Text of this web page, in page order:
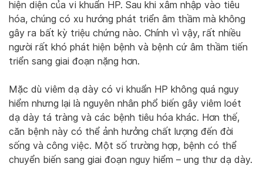
hiện diện của vi khuẩn HP. Sau khi xâm nhập vào tiêu
hóa, chúng có xu hướng phát triển âm thầm mà không
gây ra bất kỳ triệu chứng nào. Chính vì vậy, rất nhiều
người rất khó phát hiện bệnh và bệnh cứ âm thầm tiến
triển sang giai đoạn nặng hơn.
Mặc dù viêm dạ dày có vi khuẩn HP không quá nguy
hiểm nhưng lại là nguyên nhân phổ biến gây viêm loét
dạ dày tá tràng và các bệnh tiêu hóa khác. Hơn thế,
căn bệnh này có thể ảnh hưởng chất lượng đến đời
sống và công việc. Một số trường hợp, bệnh có thể
chuyển biến sang giai đoạn nguy hiểm – ung thư dạ dày.